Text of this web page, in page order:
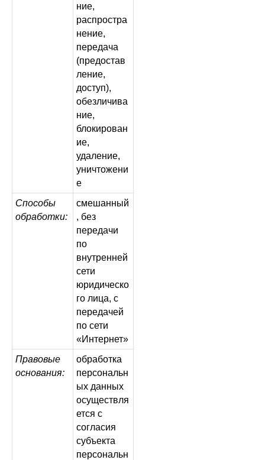
ние,
распростра
нение,
передача
(предостав
ление,
доступ),
обезличива
ние,
блокирован
ие,
удаление,
уничтожени
е
Способы
обработки:
смешанный
, без
передачи
по
внутренней
сети
юридическо
го лица, с
передачей
по сети
«Интернет»
Правовые
основания:
обработка
персональн
ых данных
осуществля
ется с
согласия
субъекта
персональн